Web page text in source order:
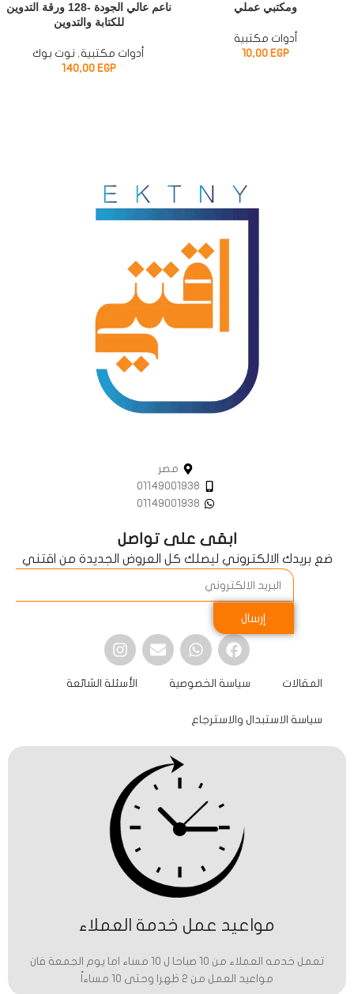
ومكتبي عملي
أدوات مكتبية
10,00 EGP
ناعم عالي الجودة -128 ورقة التدوين
للكتابة والتدوين
أدوات مكتبية, نوت بوك
140,00 EGP
مصر
01149001938
01149001938
ابقى على تواصل
ضع بريدك الالكتروني ليصلك كل العروض الجديدة من اقتني
إرسال
المقالات سياسة الخصوصية الأسئلة الشائعة
سياسة الاستبدال والاسترجاع
مواعيد عمل خدمة العملاء
تعمل خدمه العملاء من 10 صباحا ل 10 مساء اما يوم الجمعة فان
مواعيد العمل من 2 ظهرا وحتى 10 مساءاً